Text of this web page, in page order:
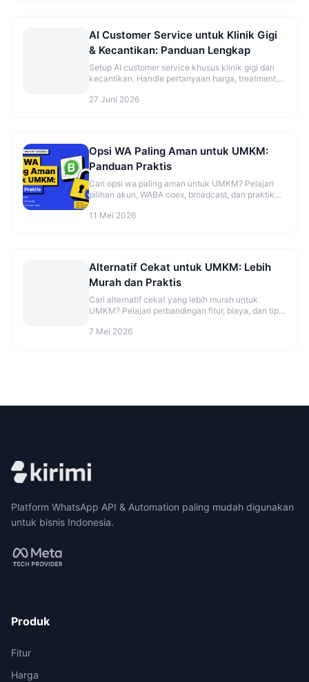
AI Customer Service untuk Klinik Gigi
& Kecantikan: Panduan Lengkap
Setup AI customer service khusus klinik gigi dan
kecantikan. Handle pertanyaan harga, treatment,
27 Juni 2026
Opsi WA Paling Aman untuk UMKM:
Panduan Praktis
Cari opsi wa paling aman untuk UMKM? Pelajari
pilihan akun, WABA coex, broadcast, dan praktik
11 Mei 2026
Alternatif Cekat untuk UMKM: Lebih
Murah dan Praktis
Cari alternatif cekat yang lebih murah untuk
UMKM? Pelajari perbandingan fitur, biaya, dan tips
7 Mei 2026
Platform WhatsApp API & Automation paling mudah digunakan
untuk bisnis Indonesia.
Produk
Fitur
Harga